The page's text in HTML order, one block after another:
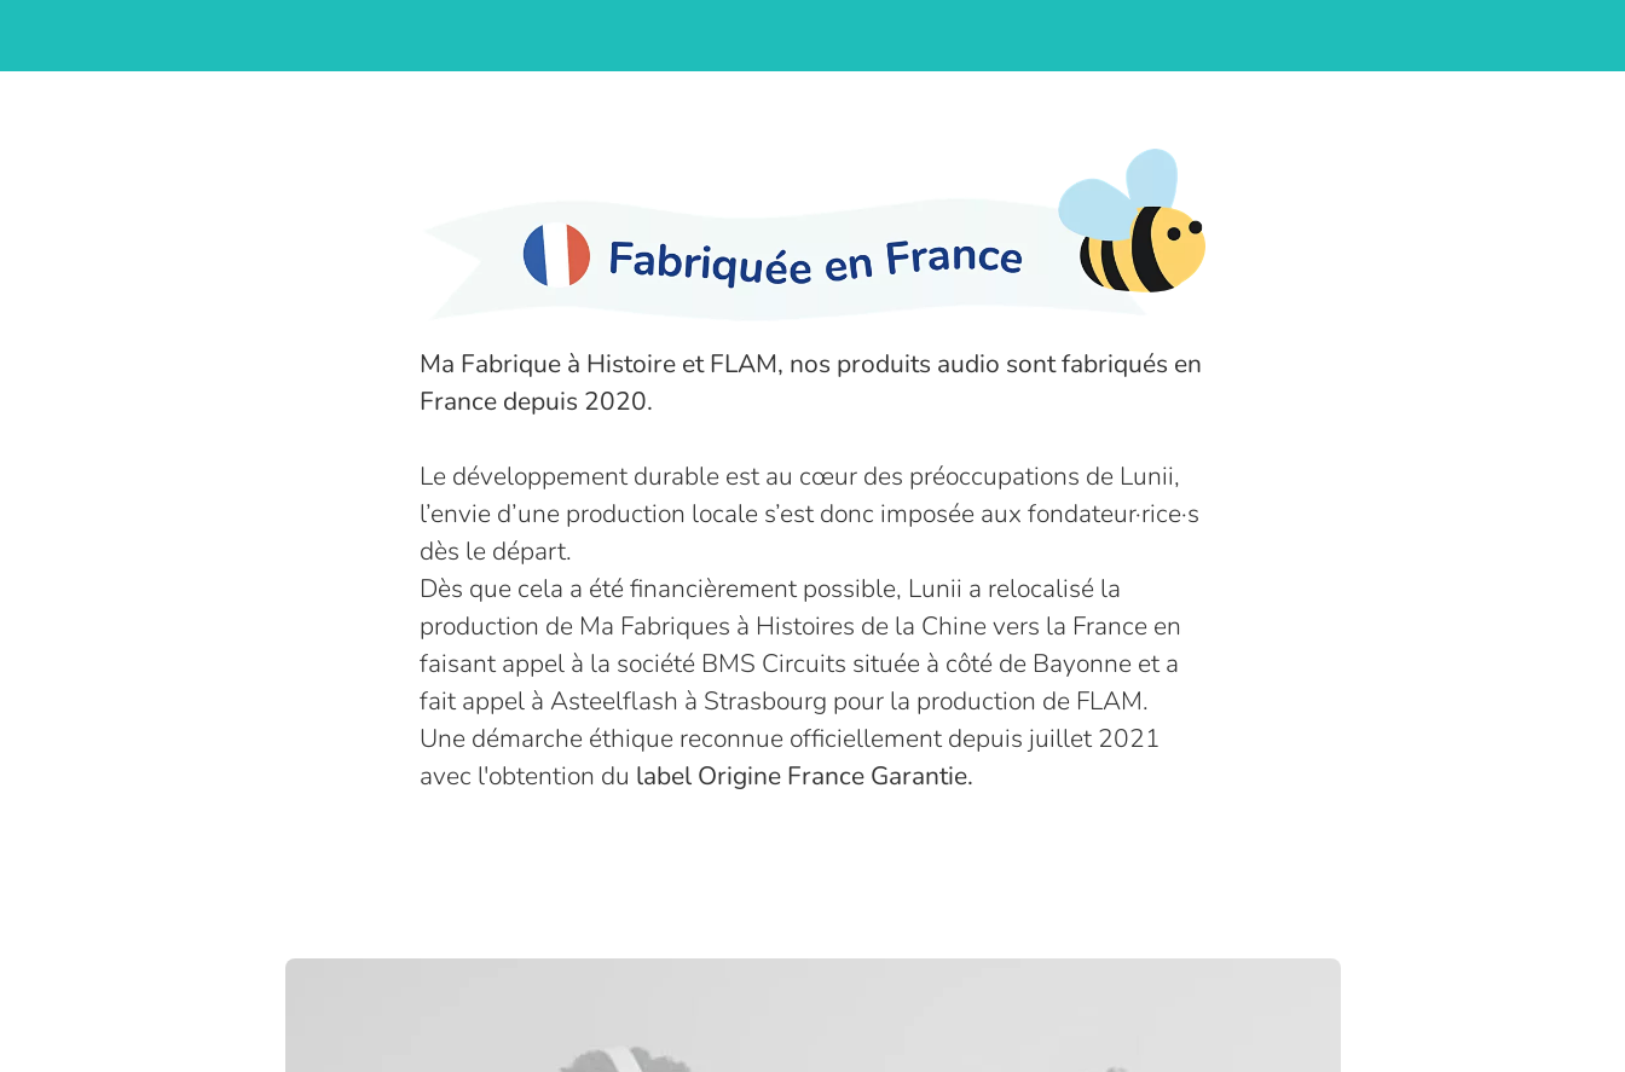
Ma Fabrique à Histoire et FLAM, nos produits audio sont fabriqués en
France depuis 2020.
Le développement durable est au cœur des préoccupations de Lunii,
l’envie d’une production locale s’est donc imposée aux fondateur·rice·s
dès le départ.
Dès que cela a été financièrement possible, Lunii a relocalisé la
production de Ma Fabriques à Histoires de la Chine vers la France en
faisant appel à la société BMS Circuits située à côté de Bayonne et a
fait appel à Asteelflash à Strasbourg pour la production de FLAM.
Une démarche éthique reconnue officiellement depuis juillet 2021
avec l'obtention du label Origine France Garantie.